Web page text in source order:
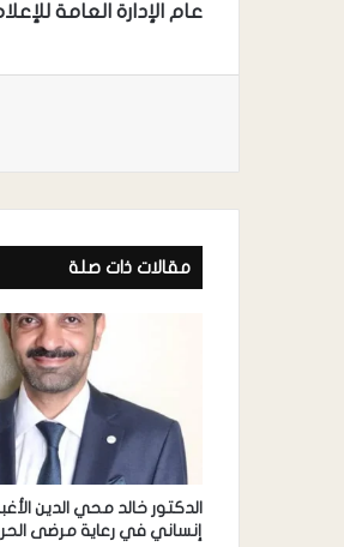
عام الإدارة العامة
مقالات ذات صلة
الدكتور خالد محي الدين
إنساني في رعاية مرضى